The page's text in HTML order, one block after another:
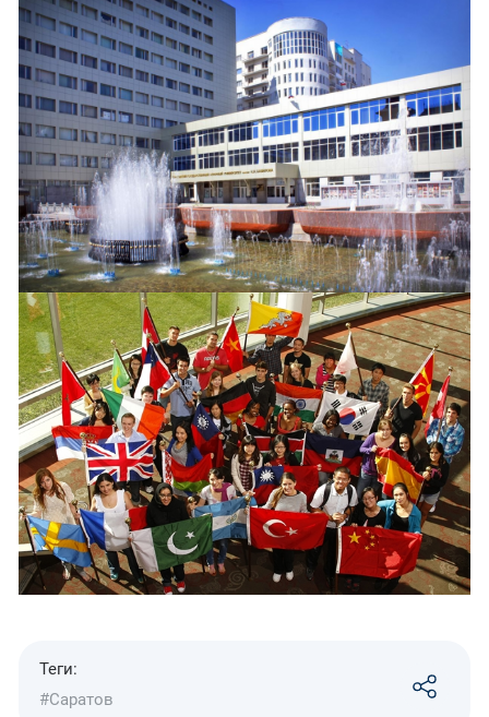
Теги:
#Саратов